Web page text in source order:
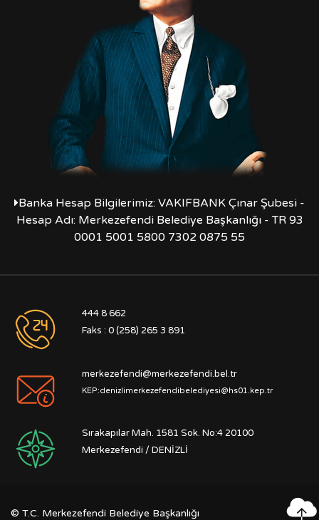
Banka Hesap Bilgilerimiz: VAKIFBANK Çınar Şubesi -
Hesap Adı: Merkezefendi Belediye Başkanlığı - TR 93
0001 5001 5800 7302 0875 55
444 8 662
Faks : 0 (258) 265 3 891
merkezefendi@merkezefendi.bel.tr
KEP:denizlimerkezefendibelediyesi@hs01.kep.tr
Sırakapılar Mah. 1581 Sok. No:4 20100
Merkezefendi / DENİZLİ
© T.C. Merkezefendi Belediye Başkanlığı